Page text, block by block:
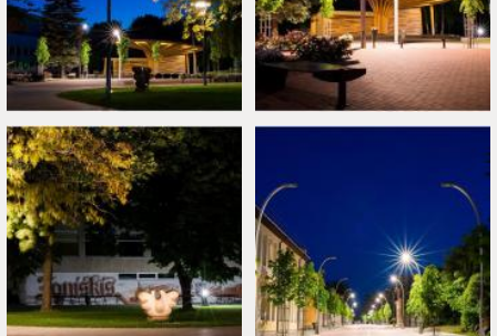
ADĪŠANAS IZGLĪTĪBA VIRTIĒNIJĀ